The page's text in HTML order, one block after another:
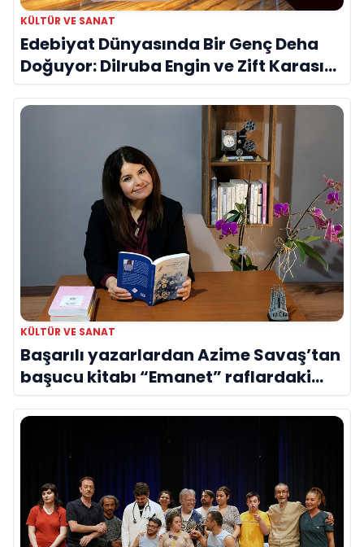
KÜLTÜR VE SANAT
Edebiyat Dünyasında Bir Genç Deha
Doğuyor: Dilruba Engin ve Zift Karası
Evreni ‘AVENOİR’
KÜLTÜR VE SANAT
Başarılı yazarlardan Azime Savaş’tan
başucu kitabı “Emanet” raflardaki
yerini aldı